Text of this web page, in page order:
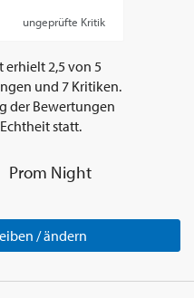
ungeprüfte Kritik
erhielt 2,5von 5
und 7 Kritiken.
der Bewertungen
statt.
Prom Night
/ ändern